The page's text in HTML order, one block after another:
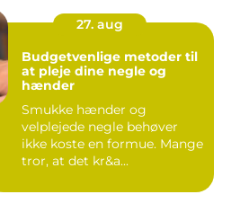
27. aug
Budgetvenlige metoder til
at pleje dine negle og
hænder
Smukke hænder og
velplejede negle behøver
ikke koste en formue. Mange
tror, at det kr&a...